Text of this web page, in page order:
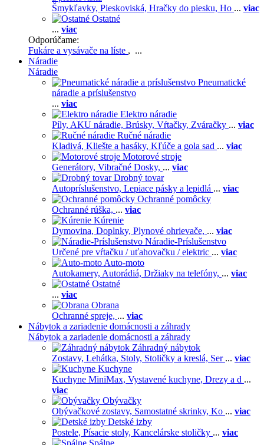
Šmykľavky, Pieskoviská, Hračky do piesku, Ho ... viac
Ostatné
... viac
Odporúčame:
Fukáre a vysávače na líste , ...
Náradie
Náradie
Pneumatické
náradie a príslušenstvo
... viac
Elektro náradie
Píly, AKU náradie, Brúsky, Vŕtačky, Zváračky ... viac
Ručné náradie
Kladivá, Kliešte a hasáky, Kľúče a gola sad ... viac
Motorové stroje
Generátory, Vibračné Dosky, ... viac
Drobný tovar
Autopríslušenstvo, Lepiace pásky a lepidlá ... viac
Ochranné pomôcky
Ochranné rúška, ... viac
Kúrenie
Dymovina, Doplnky, Plynové ohrievače, ... viac
Náradie-Príslušenstvo
Určené pre vŕtačku / uťahovačku / elektric ... viac
Auto-moto
Autokamery, Autorádiá, Držiaky na telefóny, ... viac
Ostatné
... viac
Obrana
Ochranné spreje, ... viac
Nábytok a zariadenie domácnosti a záhrady
Nábytok a zariadenie domácnosti a záhrady
Záhradný nábytok
Zostavy, Lehátka, Stoly, Stoličky a kreslá, Ser ... viac
Kuchyne
Kuchyne MiniMax, Vystavené kuchyne, Drezy a d ...
viac
Obývačky
Obývačkové zostavy, Samostatné skrinky, Ko ... viac
Detské izby
Postele, Písacie stoly, Kancelárske stoličky ... viac
Spálne